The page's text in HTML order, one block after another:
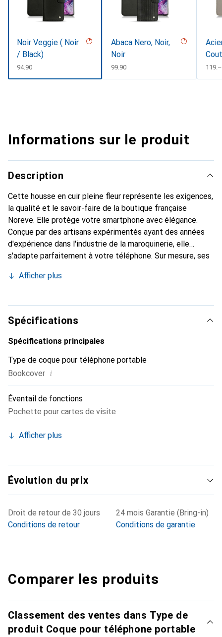
Noir Veggie ( Noir
/ Black)
CHF
94.90
Abaca Nero, Noir,
Noir
CHF
99.90 CHF
119.–
Informations sur le produit
Description
Cette housse en cuir pleine fleur représente les exigences,
la qualité et le savoir-faire de la boutique française
Noreve. Elle protège votre smartphone avec élégance.
Conçue par des artisans expérimentés ayant des années
d'expérience dans l'industrie de la maroquinerie, elle
s'adapte parfaitement à votre téléphone. Sur mesure, ses
peau. Elle devient l'accessoire chic et indispensable pour
ses produits de haute qualité, la marque Noreve est un
choix fiable pour une clientèle exigeante.
Afficher plus
Spécifications
Spécifications principales
Type de coque pour téléphone portable
Bookcover i
Éventail de fonctions
Pochette pour cartes de visite
Afficher plus
Évolution du prix
Droit de retour de 30 jours
Conditions de retour
24 mois Garantie (Bring-in)
Conditions de garantie
Comparer les produits
Classement des ventes dans Type de
produit Coque pour téléphone portable